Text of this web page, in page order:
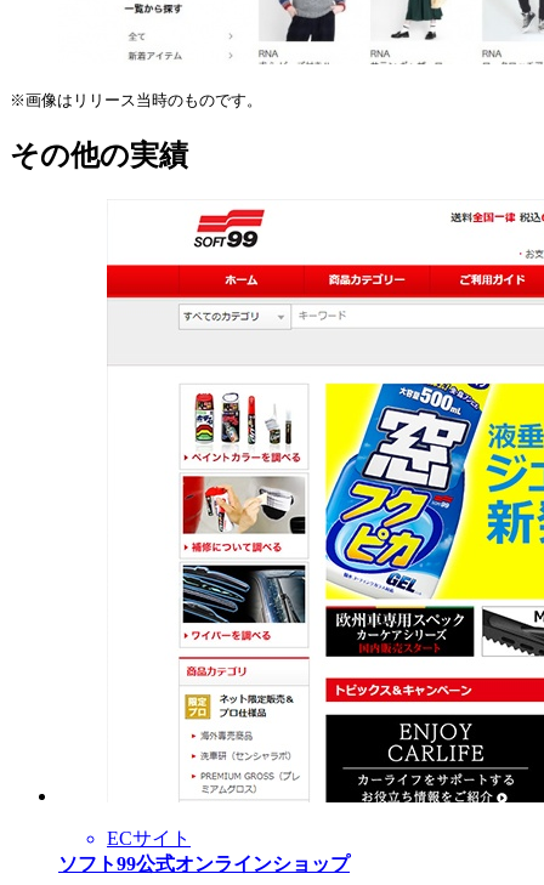
※画像はリリース当時のものです。
その他の実績
ECサイト
ソフト99公式オンラインショップ